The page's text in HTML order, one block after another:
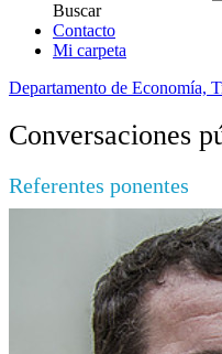
Buscar
Contacto
Mi carpeta
Departamento de Economía,
Conversaciones
Referentes ponentes